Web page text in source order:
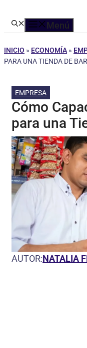
Menú
INICIO » ECONOMÍA »
PARA UNA TIENDA DE
EMPRESA
Cómo
para una
AUTOR:NATALIA